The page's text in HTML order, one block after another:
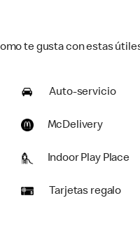
te gusta con estas
Auto-servicio
McDelivery
Indoor Play Place
Tarjetas regalo